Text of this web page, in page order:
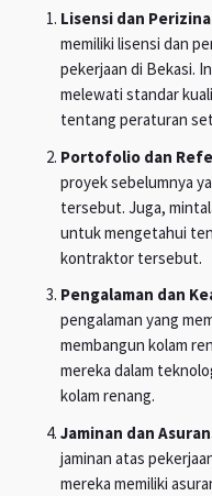
Lisensi dan
memiliki lisensi dan
pekerjaan di Bekasi.
melewati standar
tentang peraturan
Portofolio dan
proyek sebelumnya
tersebut. Juga,
untuk mengetahui
kontraktor tersebut.
Pengalaman dan
pengalaman yang
membangun kolam
mereka dalam
kolam renang.
Jaminan dan
jaminan atas
mereka memiliki